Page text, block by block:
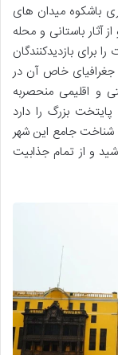
باشکوه میدان های
آثار باستانی و محله
برای بازدیدکنندگان
جغرافیای خاص آن در
و اقلیمی منحصربه
بزرگ را دارد
شناخت جامع این شهر
و از تمام جذابیت